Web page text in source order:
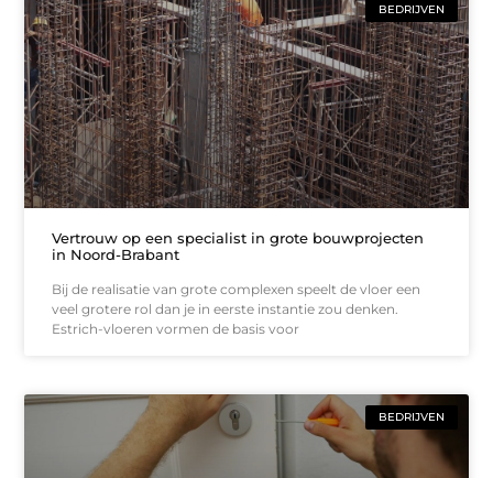
BEDRIJVEN
Vertrouw op een specialist in grote bouwprojecten
in Noord-Brabant
Bij de realisatie van grote complexen speelt de vloer een
veel grotere rol dan je in eerste instantie zou denken.
Estrich-vloeren vormen de basis voor
BEDRIJVEN